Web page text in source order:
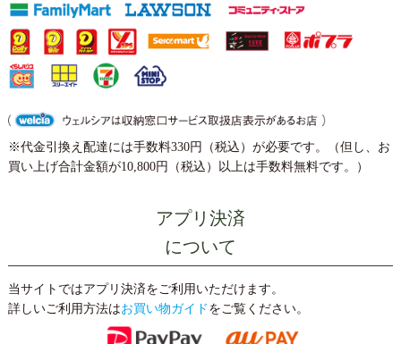
※代金引換え配達には手数料330円（税込）が必要です。（但し、お
買い上げ合計金額が10,800円（税込）以上は手数料無料です。）
アプリ決済
について
当サイトではアプリ決済をご利用いただけます。
詳しいご利用方法はお買い物ガイド をご覧ください。